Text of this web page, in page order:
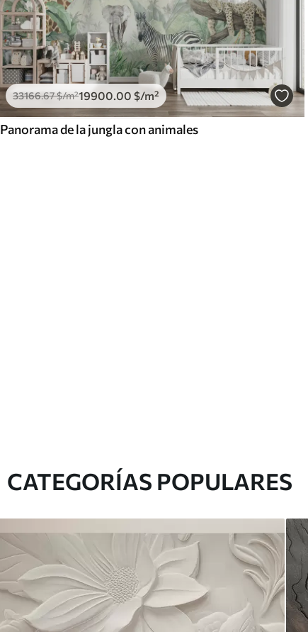
33166.67$/m²19900 .00 $/m²
Panorama de la jungla con animales
CATEGORÍAS POPULARES